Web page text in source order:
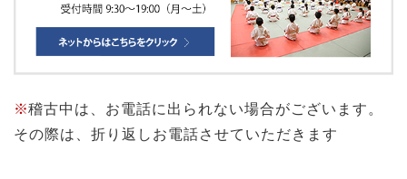
※稽古中は、お電話に出られない場合がございます。
その際は、折り返しお電話させていただきます